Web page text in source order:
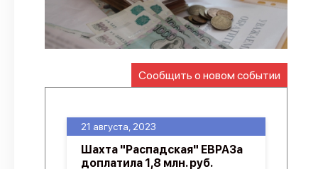
Предложить публикацию
Справочник
API
О проекте
Сообщить о новом событии
21 августа, 2023
Шахта "Распадская" ЕВРАЗа
доплатила 1,8 млн. руб.